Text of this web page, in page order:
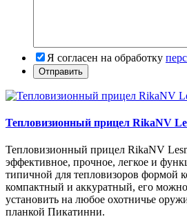
Я согласен на обработку
Тепловизионный прицел RikaNV
Тепловизионный прицел RikaNV
эффективное, прочное, легкое и
типичной для тепловизоров формой
компактный и аккуратный, его
установить на любое охотничье
планкой Пикатинни.